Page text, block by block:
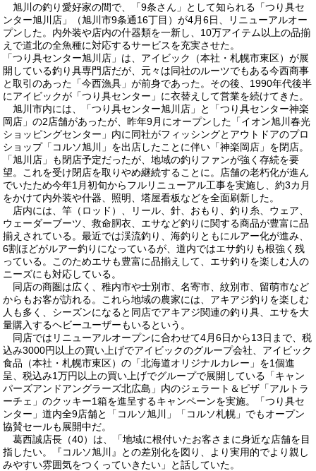
旭川の釣り愛好家の間で、「9条さん」として知られる「つり具セ
ンター旭川店」（旭川市9条通16丁目）が4月6日、リニューアルオー
プンした。内外装や店内の什器類を一新し、10万アイテム以上の品揃
えで道北の全魚種に対応するサービスを充実させた。
「つり具センター旭川店」は、アイビック（本社・札幌市東区）が展
開している釣り具専門店だが、元々は同社のルーツでもある今西商事
と取引のあった「今西漁具」が前身であった。その後、1990年代後半
にアイビックが「つり具センター」に衣替えして営業を続けてきた。
旭川市内には、「つり具センター旭川店」と「つり具センター神楽
岡店」の2店舗があったが、昨年9月にオープンした「イオン旭川春光
ショッピングセンター」内に同社がフィッシングとアウトドアのプロ
ショップ「コルソ旭川」を出店したことに伴い「神楽岡店」を閉店。
「旭川店」も閉店予定だったが、地域の釣りファンが強く存続を要
望。これを受け閉店を取りやめ継続することに。店舗の老朽化が進ん
でいたため今年1月初旬からフルリニューアル工事を実施し、約3カ月
をかけて内外装や什器、照明、塔屋看板などを全面刷新した。
店内には、竿（ロッド）、リール、針、おもり、釣り糸、ウェア、
ウェーダーブーツ、救命胴衣、エサなど釣りに関する商品が豊富に品
揃えされている。最近では渓流釣り、海釣りともにルアー化が進み、
6割ほどがルアー釣りになっているが、道内ではエサ釣りも根強く残
っている。このためエサも豊富に品揃えして、エサ釣りを楽しむ人の
ニーズにも対応している。
同店の商圏は広く、稚内市や士別市、名寄市、紋別市、留萌市など
からもお客が訪れる。これら地域の農家には、アキアジ釣りを楽しむ
人も多く、シーズンになると同店でアキアジ関連の釣り具、エサを大
量購入するヘビーユーザーもいるという。
同店ではリニューアルオープンに合わせて4月6日から13日まで、税
込み3000円以上の買い上げでアイビックのグループ会社、アイビック
食品（本社・札幌市東区）の「北海道オリジナルカレー」を1個進
呈、税込み1万円以上の買い上げでグループで展開している「キャン
パーズアンドアングラーズ北広島」内のジェラート＆ピザ「アルトラ
ーチェ」のクッキー1箱を進呈するキャンペーンを実施。「つり具セ
ンター」道内全9店舗と「コルソ旭川」「コルソ札幌」でもオープン
協賛セールも展開中だ。
葛西誠店長（40）は、「地域に根付いたお客さまに身近な店舗を目
指したい。『コルソ旭川』との差別化を図り、より実用的でより親し
みやすい雰囲気をつくっていきたい」と話していた。